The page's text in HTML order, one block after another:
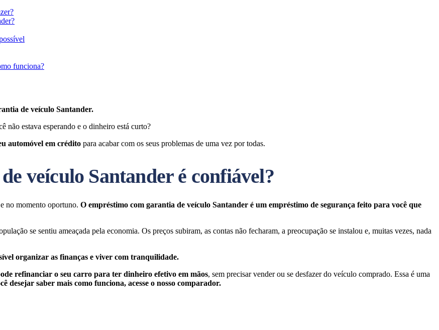
funciona?
de veículo Santander.
não estava esperando e o dinheiro está curto?
automóvel em crédito para acabar com os seus problemas de uma vez por todas.
veículo Santander é confiável?
no momento oportuno. O empréstimo com garantia de veículo Santander é um empréstimo de segurança feito para você que
se sentiu ameaçada pela economia. Os preços subiram, as contas não fecharam, a preocupação se instalou e, muitas vezes, nada
organizar as finanças e viver com tranquilidade.
refinanciar o seu carro para ter dinheiro efetivo em mãos, sem precisar vender ou se desfazer do veículo comprado. Essa é uma
desejar saber mais como funciona, acesse o nosso comparador.